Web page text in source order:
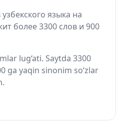
языка на
более 3300 слов и 900
lug‘ati. Saytda 3300
ga yaqin sinonim so‘zlar